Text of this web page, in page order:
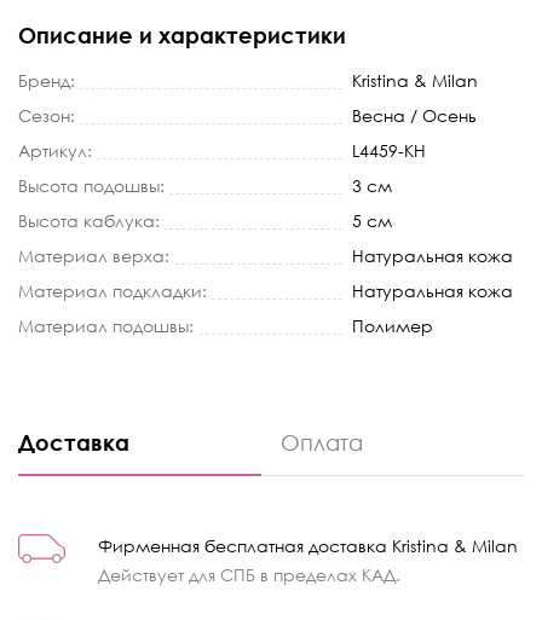
Описание и характеристики
Бренд:
Kristina & Milan
Сезон:
Весна / Осень
Артикул:
L4459-KH
Высота подошвы:
3 см
Высота каблука:
5 см
Материал верха:
Натуральная кожа
Материал подкладки:
Натуральная кожа
Материал подошвы:
Полимер
Доставка Оплата
Фирменная бесплатная доставка Kristina & Milan
Действует для СПБ в пределах КАД.